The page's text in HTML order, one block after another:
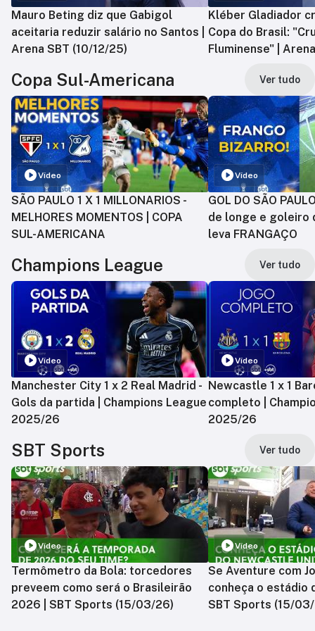
Mauro Beting diz que Gabigol
aceitaria reduzir salário no Santos |
Arena SBT (10/12/25)
Kléber Gladiador
Copa do Brasil:
Fluminense" |
Copa Sul-Americana Ver tudo
Vídeo
SÃO PAULO 1 X 1 MILLONARIOS -
MELHORES MOMENTOS | COPA
SUL-AMERICANA
Vídeo
GOL DO SÃO
de longe e goleiro
leva FRANGAÇO
Champions League Ver tudo
Vídeo
Manchester City 1 x 2 Real Madrid -
Gols da partida | Champions League
2025/26
Vídeo
Newcastle 1 x 1
completo |
2025/26
SBT Sports Ver tudo
Vídeo
Termômetro da Bola: torcedores
preveem como será o Brasileirão
2026 | SBT Sports (15/03/26)
Vídeo
Se Aventure com
conheça o estádio
SBT Sports (15/